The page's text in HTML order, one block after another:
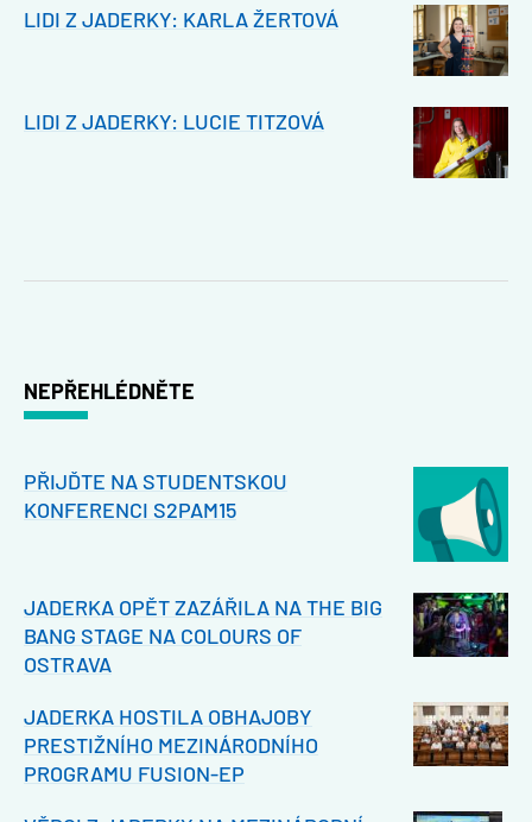
LIDI Z JADERKY: KARLA ŽERTOVÁ
LIDI Z JADERKY: LUCIE TITZOVÁ
NEPŘEHLÉDNĚTE
PŘIJĎTE NA STUDENTSKOU
KONFERENCI S2PAM15
JADERKA OPĚT ZAZÁŘILA NA THE BIG
BANG STAGE NA COLOURS OF
OSTRAVA
JADERKA HOSTILA OBHAJOBY
PRESTIŽNÍHO MEZINÁRODNÍHO
PROGRAMU FUSION-EP